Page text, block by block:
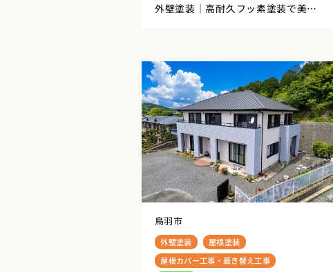
外壁塗装｜高耐久フッ素塗装で美し
鳥羽市
外壁塗装
屋根塗装
屋根カバー工事・葺き替え工事